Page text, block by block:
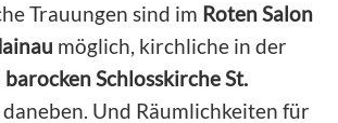
Trauungen sind im Roten Salon
möglich, kirchliche in der
barocken Schlosskirche St.
Und Räumlichkeiten für